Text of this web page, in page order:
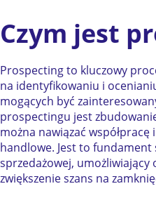
Czym jest
Prospecting to kluczowy
na identyfikowaniu i
mogących być
prospectingu jest
można nawiązać
handlowe. Jest to
sprzedażowej, umożliwiający
zwiększenie szans na